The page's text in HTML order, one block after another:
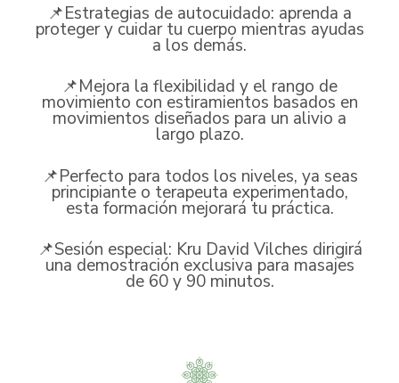
📌Estrategias de autocuidado: aprenda a
proteger y cuidar tu cuerpo mientras ayudas
a los demás.
📌Mejora la flexibilidad y el rango de
movimiento con estiramientos basados ​​en
movimientos diseñados para un alivio a
largo plazo.
📌Perfecto para todos los niveles, ya seas
principiante o terapeuta experimentado,
esta formación mejorará tu práctica.
📌Sesión especial: Kru David Vilches dirigirá
una demostración exclusiva para masajes
de 60 y 90 minutos.